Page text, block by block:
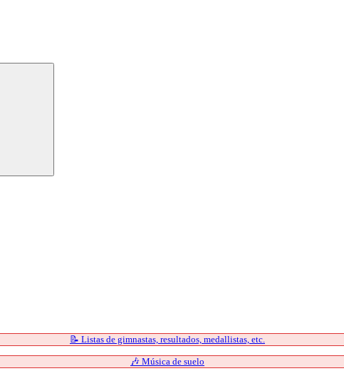
📝 Listas de gimnastas, resultados, medallistas, etc.
🎶 Música de suelo